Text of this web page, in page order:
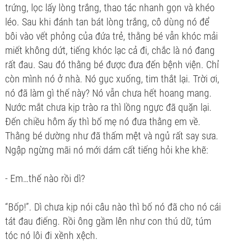
trứng, lọc lấy lòng trắng, thao tác nhanh gọn và khéo
léo. Sau khi đánh tan bát lòng trắng, cô dùng nó để
bôi vào vết phỏng của đứa trẻ, thằng bé vẫn khóc mải
miết không dứt, tiếng khóc lạc cả đi, chắc là nó đang
rất đau. Sau đó thằng bé được đưa đến bệnh viện. Chỉ
còn mình nó ở nhà. Nó gục xuống, tim thắt lại. Trời ơi,
nó đã làm gì thế này? Nó vẫn chưa hết hoang mang.
Nước mắt chưa kịp trào ra thì lồng ngực đã quặn lại.
Đến chiều hôm ấy thì bố mẹ nó đưa thằng em về.
Thằng bé dường như đã thấm mệt và ngủ rất say sưa.
Ngập ngừng mãi nó mới dám cất tiếng hỏi khe khẽ:
- Em…thế nào rồi dì?
“Bốp!”. Dì chưa kịp nói câu nào thì bố nó đã cho nó cái
tát đau điếng. Rồi ông gầm lên như con thú dữ, túm
tóc nó lôi đi xềnh xệch.